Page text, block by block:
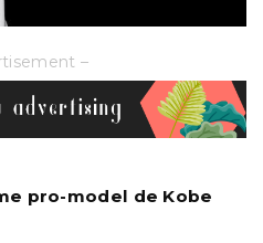
–
pro-model de Kobe